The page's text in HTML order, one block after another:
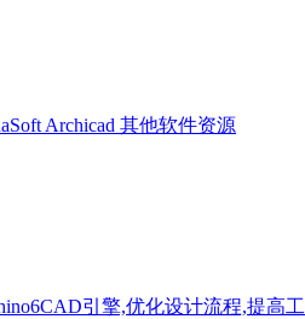
Archicad 其他软件资源
引擎,优化设计流程,提高